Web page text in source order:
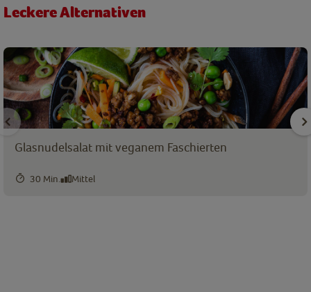
Leckere Alternativen
Glasnudelsalat mit veganem Faschierten
30 Min. Mittel